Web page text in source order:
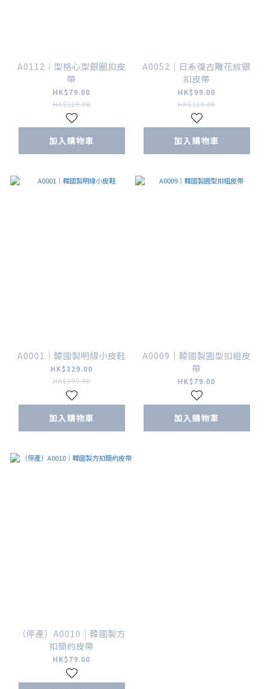
A0112｜型格心型銀圈扣皮
帶
HK$79.00
HK$129.00
加入購物車
A0052｜日系復古雕花紋銀
扣皮帶
HK$99.00
HK$129.00
加入購物車
A0001｜韓國製明線小皮鞋
HK$329.00
HK$399.00
加入購物車
A0009｜韓國製圓型扣粗皮
帶
HK$79.00
加入購物車
（停產）A0010｜韓國製方
扣簡約皮帶
HK$79.00